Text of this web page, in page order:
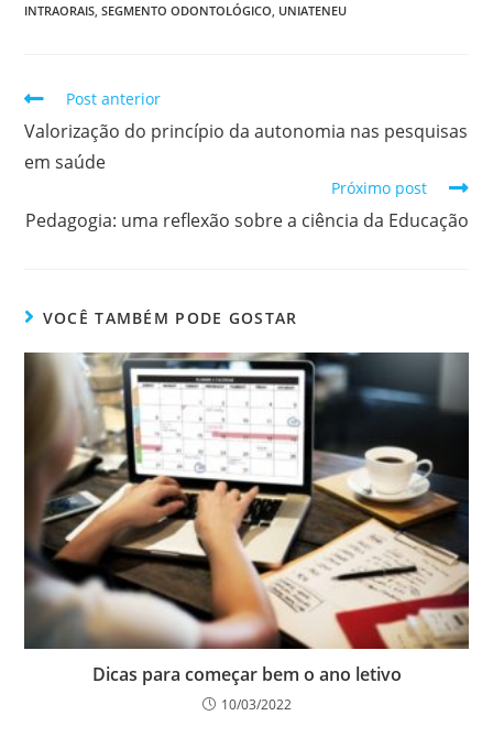
INTRAORAIS, SEGMENTO ODONTOLÓGICO, UNIATENEU
Post anterior
Valorização do princípio da autonomia nas pesquisas
em saúde
Próximo post
Pedagogia: uma reflexão sobre a ciência da Educação
VOCÊ TAMBÉM PODE GOSTAR
Dicas para começar bem o ano letivo
10/03/2022